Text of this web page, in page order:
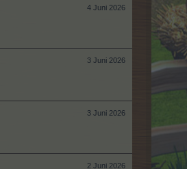
4 Juni 2026
3 Juni 2026
3 Juni 2026
2 Juni 2026